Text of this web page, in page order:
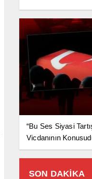
“Bu Ses Siyasi
Vicdanının
SON DAKİKA